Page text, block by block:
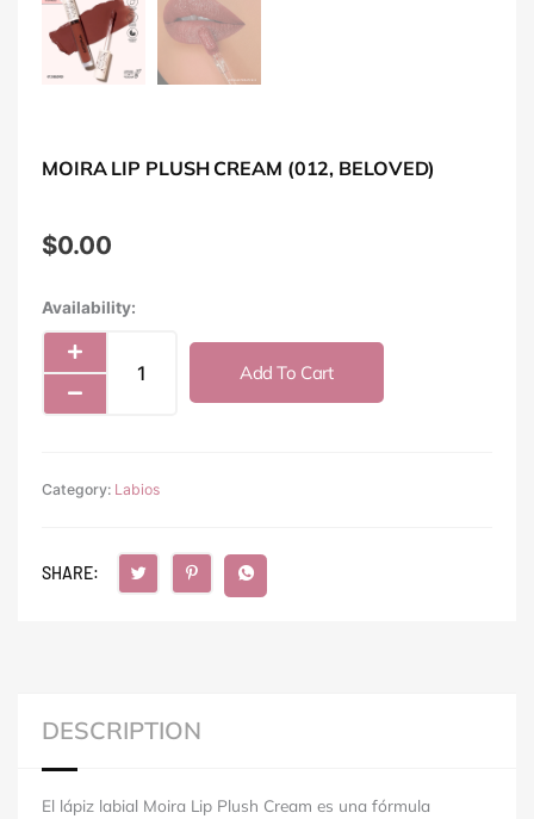
MOIRA LIP PLUSH CREAM (012, BELOVED)
$0.00
Availability:
Moira
Cream
Add To Cart
Category: Labios
SHARE:
DESCRIPTION
El lápiz labial Moira Lip Plush Cream es una fórmula